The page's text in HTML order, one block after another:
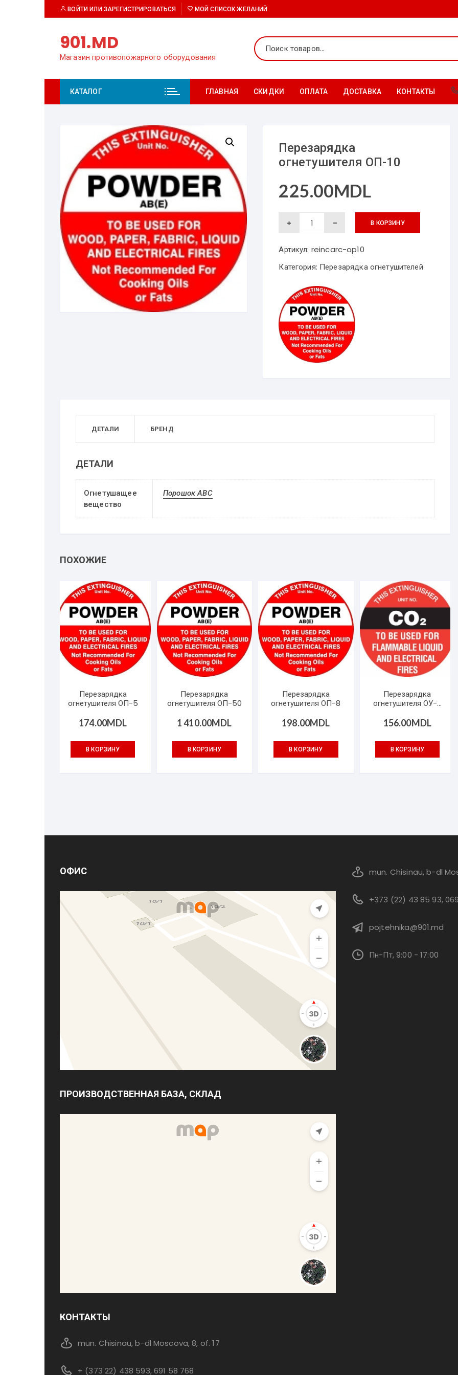
Перейти
к
ВОЙТИ ИЛИ ЗАРЕГИСТРИРОВАТЬСЯ МОЙ СПИСОК ЖЕЛАНИЙ
901.MD
Магазин противопожарного оборудования
КАТАЛОГ ГЛАВНАЯ СКИДКИ ОПЛАТА ДОСТАВКА КОНТАКТЫ
Перезарядка
огнетушителя ОП-10
225.00MDL
товара
ОП-10
В КОРЗИНУ
Артикул: reincarc-op10
Категория: Перезарядка огнетушителей
ДЕТАЛИ БРЕНД
ДЕТАЛИ
Огнетушащее
вещество
Порошок АВС
ПОХОЖИЕ
Перезарядка
огнетушителя ОП-5
174.00MDL
В КОРЗИНУ
Перезарядка
огнетушителя ОП-50
1 410.00MDL
В КОРЗИНУ
Перезарядка
огнетушителя ОП-8
198.00MDL
В КОРЗИНУ
Перезарядка
огнетушителя ОУ-3
156.00MDL
В КОРЗИНУ
ОФИС
ПРОИЗВОДСТВЕННАЯ БАЗА, СКЛАД
КОНТАКТЫ
mun. Chisinau, b-dl Moscova, 8, of. 17
+ (373 22) 438 593, 691 58 768
mun. Chisinau, b-dl
+373 (22) 43 85 93,
pojtehnika@901.md
Пн-Пт, 9:00 - 17:00